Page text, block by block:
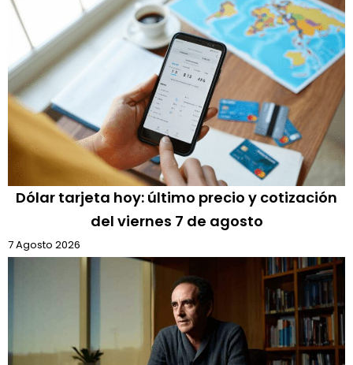
Dólar tarjeta hoy: último precio y cotización
del viernes 7 de agosto
7 Agosto 2026